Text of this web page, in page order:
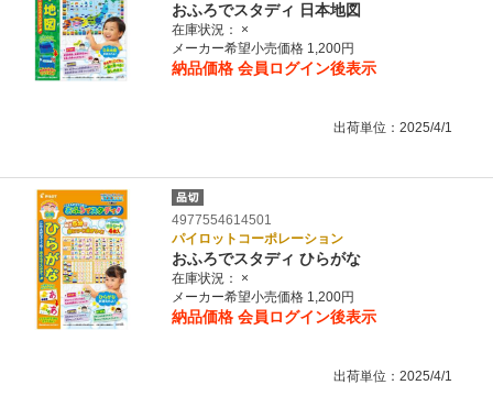
おふろでスタディ 日本地図
在庫状況：
×
メーカー希望小売価格 1,200円
納品価格 会員ログイン後表示
出荷単位：2025/4/1
4977554614501
パイロットコーポレーション
おふろでスタディ ひらがな
在庫状況：
×
メーカー希望小売価格 1,200円
納品価格 会員ログイン後表示
出荷単位：2025/4/1